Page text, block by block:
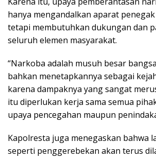
hanya mengandalkan aparat
tetapi membutuhkan dukungan dan
seluruh elemen masyarakat.
“Narkoba adalah musuh besar
bahkan menetapkannya sebagai
karena dampaknya yang sangat
itu diperlukan kerja sama semua
upaya pencegahan maupun
Kapolresta juga menegaskan bahwa
seperti penggerebekan akan terus